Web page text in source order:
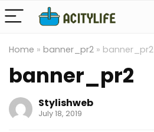
Home » banner_pr2 » banner_pr2
banner_pr2
Stylishweb
July 18, 2019